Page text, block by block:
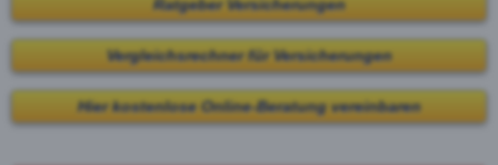
Ratgeber Versicherungen
Vergleichsrechner für Versicherungen
Hier kostenlose Online-Beratung vereinbaren